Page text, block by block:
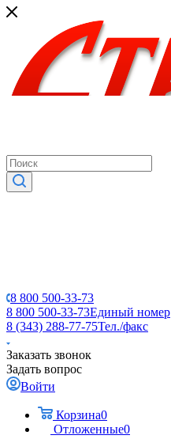
8 800 500-33-73
8 800 500-33-73Единый номер
8 (343) 288-77-75Тел./факс
Заказать звонок
Задать вопрос
Войти
Корзина0
Отложенные0